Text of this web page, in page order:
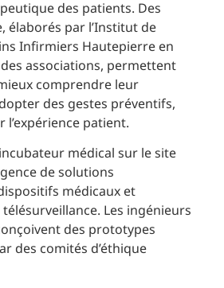
des patients. Des
élaborés par l’Institut de
Infirmiers Hautepierre en
associations, permettent
comprendre leur
des gestes préventifs,
l’expérience patient.
médical sur le site
de solutions
médicaux et
télésurveillance. Les ingénieurs
des prototypes
des comités d’éthique